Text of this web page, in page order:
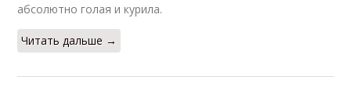
абсолютно голая и курила.
Читать дальше →